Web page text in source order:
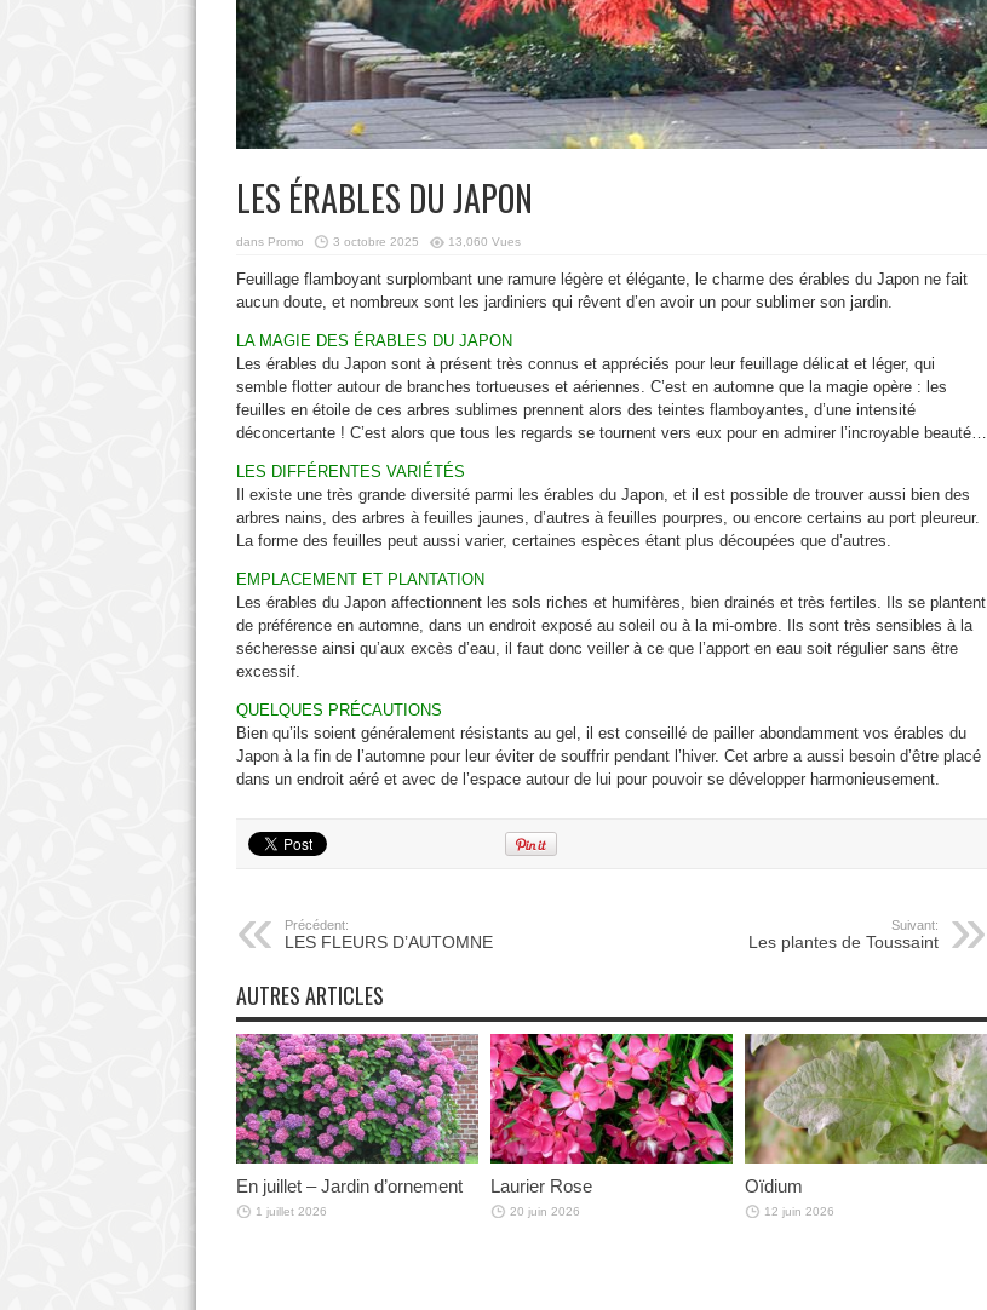
LES ÉRABLES DU JAPON
dans Promo 3 octobre 2025 13,060 Vues
Feuillage flamboyant surplombant une ramure légère et élégante, le charme des érables du Japon ne fait
aucun doute, et nombreux sont les jardiniers qui rêvent d’en avoir un pour sublimer son jardin.
LA MAGIE DES ÉRABLES DU JAPON
Les érables du Japon sont à présent très connus et appréciés pour leur feuillage délicat et léger, qui
semble flotter autour de branches tortueuses et aériennes. C’est en automne que la magie opère : les
feuilles en étoile de ces arbres sublimes prennent alors des teintes flamboyantes, d’une intensité
déconcertante ! C’est alors que tous les regards se tournent vers eux pour en admirer l’incroyable beauté…
LES DIFFÉRENTES VARIÉTÉS
Il existe une très grande diversité parmi les érables du Japon, et il est possible de trouver aussi bien des
arbres nains, des arbres à feuilles jaunes, d’autres à feuilles pourpres, ou encore certains au port pleureur.
La forme des feuilles peut aussi varier, certaines espèces étant plus découpées que d’autres.
EMPLACEMENT ET PLANTATION
Les érables du Japon affectionnent les sols riches et humifères, bien drainés et très fertiles. Ils se plantent
de préférence en automne, dans un endroit exposé au soleil ou à la mi-ombre. Ils sont très sensibles à la
sécheresse ainsi qu’aux excès d’eau, il faut donc veiller à ce que l’apport en eau soit régulier sans être
excessif.
QUELQUES PRÉCAUTIONS
Bien qu’ils soient généralement résistants au gel, il est conseillé de pailler abondamment vos érables du
Japon à la fin de l’automne pour leur éviter de souffrir pendant l’hiver. Cet arbre a aussi besoin d’être placé
dans un endroit aéré et avec de l’espace autour de lui pour pouvoir se développer harmonieusement.
Précédent:
LES FLEURS D’AUTOMNE
Suivant:
Les plantes de Toussaint
AUTRES ARTICLES
En juillet – Jardin d’ornement
1 juillet 2026
Laurier Rose
20 juin 2026
Oïdium
12 juin 2026